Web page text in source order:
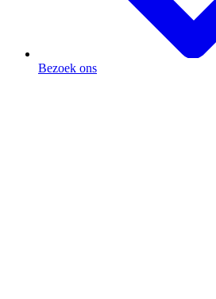
Bezoek ons